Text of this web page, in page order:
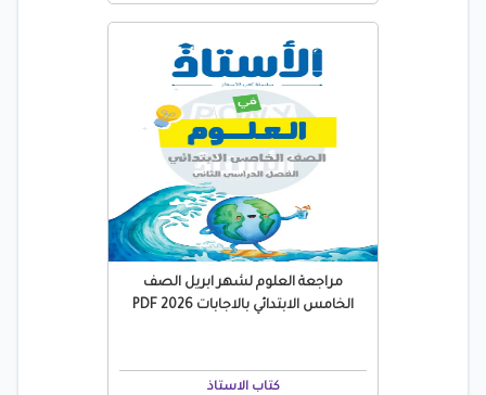
مراجعة العلوم لشهر ابريل الصف
الخامس الابتدائي بالاجابات 2026 PDF
كتاب الاستاذ